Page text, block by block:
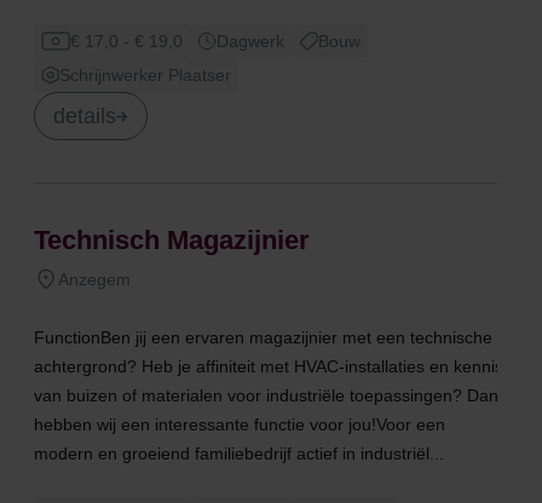
€ 17,0 - € 19,0 Dagwerk
Bouw
Schrijnwerker Plaatser
details
Technisch Magazijnier
Anzegem
FunctionBen jij een ervaren magazijnier met een technische
achtergrond? Heb je affiniteit met HVAC-installaties en kennis
van buizen of materialen voor industriële toepassingen? Dan
hebben wij een interessante functie voor jou!Voor een
modern en groeiend familiebedrijf actief in industriël...